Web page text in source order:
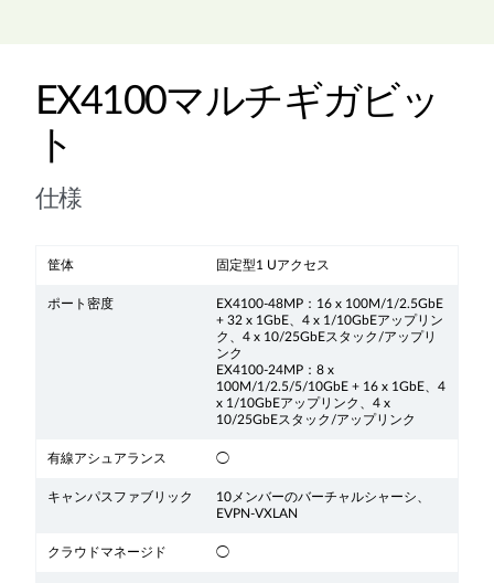
EX4100マルチギガビッ
ト
仕様
筐体 固定型1 Uアクセス
ポート密度
EX4100-48MP：16 x 100M/1/2.5GbE
+ 32 x 1GbE、4 x 1/10GbEアップリン
ク、4 x 10/25GbEスタック/アップリ
ンク
EX4100-24MP：8 x
100M/1/2.5/5/10GbE + 16 x 1GbE、4
x 1/10GbEアップリンク、4 x
10/25GbEスタック/アップリンク
有線アシュアランス ◯
キャンパスファブリック
10メンバーのバーチャルシャーシ、
EVPN-VXLAN
クラウドマネージド ◯